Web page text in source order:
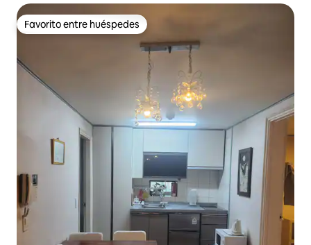
Favorito entre huéspedes
Favorito entre huéspedes